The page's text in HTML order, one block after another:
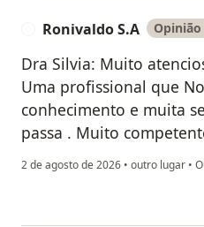
Ronivaldo S.A
Dra Silvia: Muito
Uma profissional que
conhecimento e muita
passa . Muito
2 de agosto de 2026 • outro lugar •